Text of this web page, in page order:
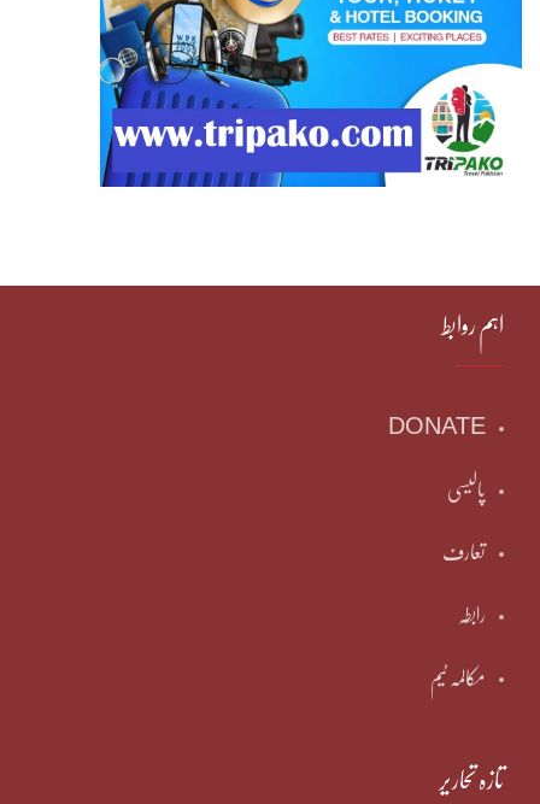
اہم روابط
DONATE
پالیسی
تعارف
رابطہ
مکالمہ ٹیم
تازہ تحاریر